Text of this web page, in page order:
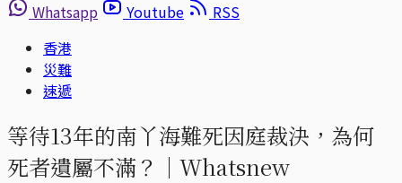
Whatsapp
Youtube
RSS
香港
災難
速遞
等待13年的南丫海難死因庭裁決，為何
死者遺屬不滿？｜Whatsnew